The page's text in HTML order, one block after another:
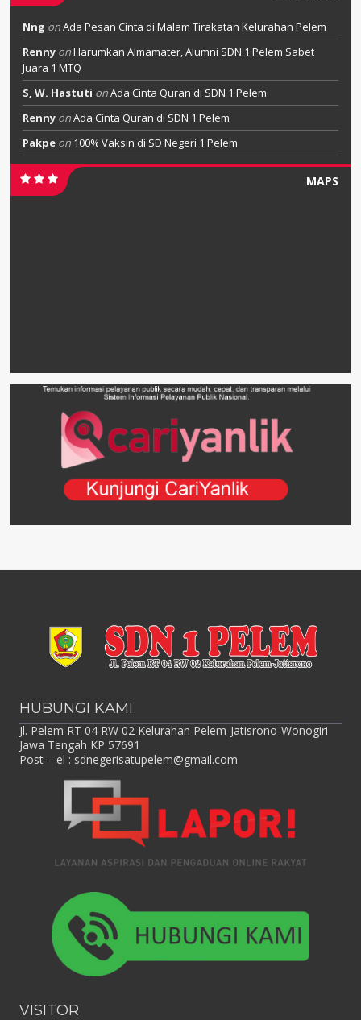
Nng onAda Pesan Cinta di Malam Tirakatan Kelurahan Pelem
Renny onHarumkan Almamater, Alumni SDN 1 Pelem Sabet
Juara 1 MTQ
S, W. Hastuti onAda Cinta Quran di SDN 1 Pelem
Renny onAda Cinta Quran di SDN 1 Pelem
Pakpe on 100% Vaksin di SD Negeri 1 Pelem
MAPS
HUBUNGI KAMI
Jl. Pelem RT 04 RW 02 Kelurahan Pelem-Jatisrono-Wonogiri
Jawa Tengah KP 57691
Post – el : sdnegerisatupelem@gmail.com
VISITOR